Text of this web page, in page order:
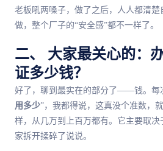
老板吼两嗓子，做了之后，人人都清
做，整个厂子的“安全感”都不一样了。
二、 大家最关心的：
证多少钱？
好了，聊到最实在的部分了——钱。每
用多少”，我都得说，这真没个准数，
样，从几万到上百万都有。它主要取
家拆开揉碎了说说。